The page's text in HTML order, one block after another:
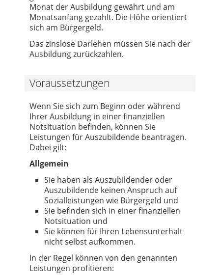
Monat der Ausbildung gewährt und am
Monatsanfang gezahlt. Die Höhe orientiert
sich am Bürgergeld.
Das zinslose Darlehen müssen Sie nach der
Ausbildung zurückzahlen.
Voraussetzungen
Wenn Sie sich zum Beginn oder während
Ihrer Ausbildung in einer finanziellen
Notsituation befinden, können Sie
Leistungen für Auszubildende beantragen.
Dabei gilt:
Allgemein
Sie haben als Auszubildender oder
Auszubildende keinen Anspruch auf
Sozialleistungen wie Bürgergeld und
Sie befinden sich in einer finanziellen
Notsituation und
Sie können für Ihren Lebensunterhalt
nicht selbst aufkommen.
In der Regel können von den genannten
Leistungen profitieren: